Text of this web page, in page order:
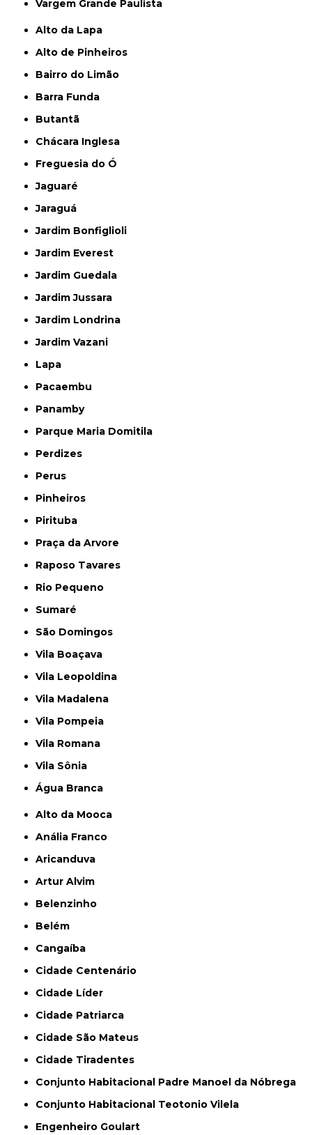
Vargem Grande Paulista
Alto da Lapa
Alto de Pinheiros
Bairro do Limão
Barra Funda
Butantã
Chácara Inglesa
Freguesia do Ó
Jaguaré
Jaraguá
Jardim Bonfiglioli
Jardim Everest
Jardim Guedala
Jardim Jussara
Jardim Londrina
Jardim Vazani
Lapa
Pacaembu
Panamby
Parque Maria Domitila
Perdizes
Perus
Pinheiros
Pirituba
Praça da Arvore
Raposo Tavares
Rio Pequeno
Sumaré
São Domingos
Vila Boaçava
Vila Leopoldina
Vila Madalena
Vila Pompeia
Vila Romana
Vila Sônia
Água Branca
Alto da Mooca
Anália Franco
Aricanduva
Artur Alvim
Belenzinho
Belém
Cangaíba
Cidade Centenário
Cidade Líder
Cidade Patriarca
Cidade São Mateus
Cidade Tiradentes
Conjunto Habitacional Padre Manoel da Nóbrega
Conjunto Habitacional Teotonio Vilela
Engenheiro Goulart